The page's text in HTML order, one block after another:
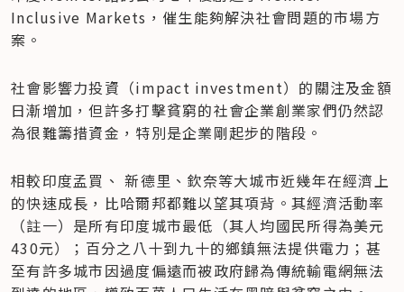
Inclusive Markets，催生能夠解決社會問題的市場方
案。
社會影響力投資（impact investment）的關注及金額
日漸增加，但許多打擊貧窮的社會企業創業家們仍然認
為很難籌措資金，特別是企業剛起步的階段。
相較印度孟買、 新德里、欽奈等大城市近幾年在經濟上
的快速成長，比哈爾邦都難以望其項背。其經濟活動率
（註一）是所有印度城市最低（其人均國民所得為美元
430元）；百分之八十到九十的鄉鎮無法提供電力；甚
至有許多城市因過度偏遠而被政府歸為傳統輸電網無法